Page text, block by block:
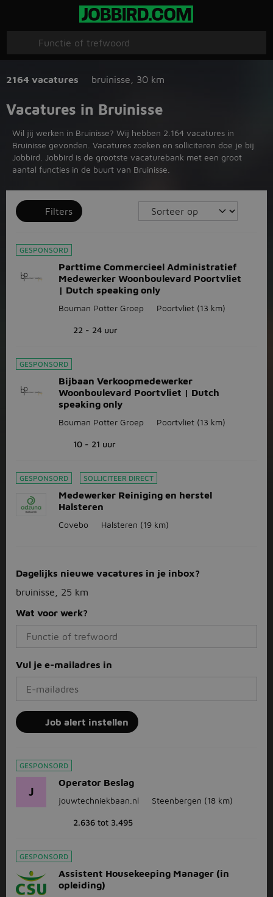
2164 vacatures bruinisse 30 km
Vacatures in Bruinisse
Wil jij werken in Bruinisse? Wij hebben 2.164 vacatures in
Bruinisse gevonden. Vacatures zoeken en solliciteren doe je bij
Jobbird. Jobbird is de grootste vacaturebank met een groot
aantal functies in de buurt van Bruinisse.
Filters
GESPONSORD
Parttime Commercieel Administratief
Medewerker Woonboulevard Poortvliet
| Dutch speaking only
Bouman Potter Groep Poortvliet (13 km)
22 - 24 uur
GESPONSORD
Bijbaan Verkoopmedewerker
Woonboulevard Poortvliet | Dutch
speaking only
Bouman Potter Groep Poortvliet (13 km)
10 - 21 uur
GESPONSORD SOLLICITEER DIRECT
Medewerker Reiniging en herstel
Halsteren
Covebo Halsteren (19 km)
Dagelijks nieuwe vacatures in je inbox?
bruinisse, 25 km
Wat voor werk?
Vul je e-mailadres in
Job alert instellen
GESPONSORD
J
Operator Beslag
jouwtechniekbaan.nl Steenbergen (18 km)
2.636 tot 3.495
GESPONSORD
Assistent Housekeeping Manager (in
opleiding)